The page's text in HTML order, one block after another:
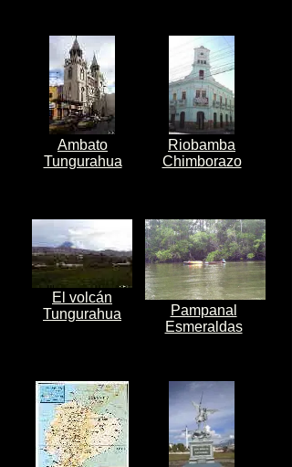
Pampanal
Esmeraldas
El volcán
Tungurahua
Riobamba
Chimborazo
Ambato
Tungurahua